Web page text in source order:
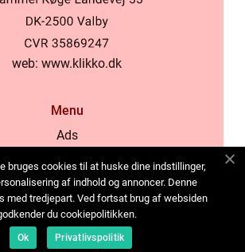
web: www.klikko.dk
Menu
Ads
Cookies
Contact
Sitemap
bruges cookies til at huske dine indstillinger,
af indhold og annoncer. Denne
med tredjepart. Ved fortsat brug af websiden
du cookiepolitikken.
Ok Privatlivspolitik